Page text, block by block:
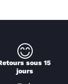
sous 15
jours